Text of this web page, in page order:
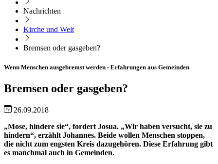
Nachrichten
Kirche und Welt
Bremsen oder gasgeben?
Wenn Menschen ausgebremst werden - Erfahrungen aus Gemeinden
Bremsen oder gasgeben?
26.09.2018
„Mose, hindere sie“, fordert Josua. „Wir haben versucht, sie zu
hindern“, erzählt Johannes. Beide wollen Menschen stoppen,
die nicht zum engsten Kreis dazugehören. Diese Erfahrung gibt
es manchmal auch in Gemeinden.